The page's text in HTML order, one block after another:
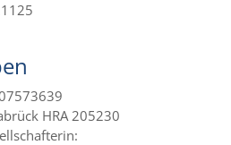
HRA 205230